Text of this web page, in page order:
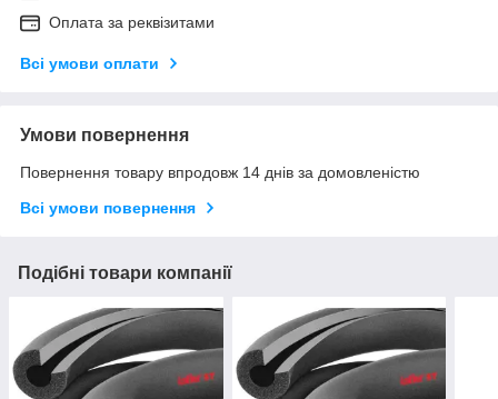
Оплата за реквізитами
Всі умови оплати
Умови повернення
Повернення товару впродовж 14 днів за домовленістю
Всі умови повернення
Подібні товари компанії